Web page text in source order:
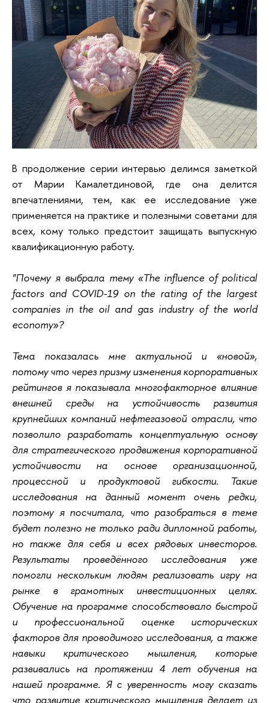
В продолжение серии интервью делимся заметкой
от Марии Камалетдиновой, где она делится
впечатлениями, тем, как ее исследование уже
применяется на практике и полезными советами для
всех, кому только предстоит защищать выпускную
квалификационную работу.
"Почему я выбрала тему «The influence of political
factors and COVID-19 on the rating of the largest
companies in the oil and gas industry of the world
economy»?
Тема показалась мне актуальной и «новой»,
потому что через призму изменения корпоративных
рейтингов я показывала многофакторное влияние
внешней среды на устойчивость развития
крупнейших компаний нефтегазовой отрасли, что
позволило разработать концептуальную основу
для стратегического продвижения корпоративной
устойчивости на основе организационной,
процессной и продуктовой гибкости. Такие
исследования на данный момент очень редки,
поэтому я посчитала, что разобраться в теме
будет полезно не только ради дипломной работы,
но также для себя и всех рядовых инвесторов.
Результаты проведённого исследования уже
помогли нескольким людям реализовать игру на
рынке в грамотных инвестиционных целях.
Обучение на программе способствовало быстрой
и профессиональной оценке исторических
факторов для проводимого исследования, а также
навыки критического мышления, которые
развивались на протяжении 4 лет обучения на
нашей программе. Я с уверенность могу сказать
что развитие критического мышления делает из